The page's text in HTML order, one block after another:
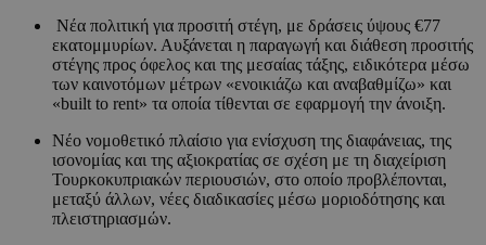
Νέα πολιτική για προσιτή στέγη, με δράσεις ύψους €77
εκατομμυρίων. Αυξάνεται η παραγωγή και διάθεση προσιτής
στέγης προς όφελος και της μεσαίας τάξης, ειδικότερα μέσω
των καινοτόμων μέτρων «ενοικιάζω και αναβαθμίζω» και
«built to rent» τα οποία τίθενται σε εφαρμογή την άνοιξη.
Νέο νομοθετικό πλαίσιο για ενίσχυση της διαφάνειας, της
ισονομίας και της αξιοκρατίας σε σχέση με τη διαχείριση
Τουρκοκυπριακών περιουσιών, στο οποίο προβλέπονται,
μεταξύ άλλων, νέες διαδικασίες μέσω μοριοδότησης και
πλειστηριασμών.